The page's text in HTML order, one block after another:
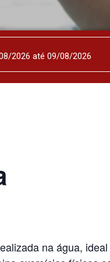
na água,